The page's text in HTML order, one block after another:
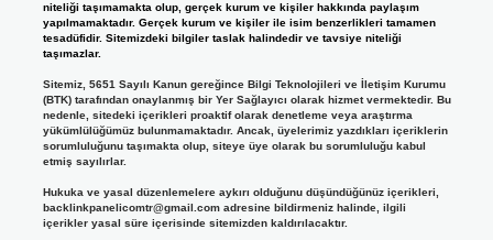
niteliği taşımamakta olup, gerçek kurum ve kişiler hakkında paylaşım
yapılmamaktadır. Gerçek kurum ve kişiler ile isim benzerlikleri tamamen
tesadüfidir. Sitemizdeki bilgiler taslak halindedir ve tavsiye niteliği
taşımazlar.
Sitemiz, 5651 Sayılı Kanun gereğince Bilgi Teknolojileri ve İletişim Kurumu
(BTK) tarafından onaylanmış bir Yer Sağlayıcı olarak hizmet vermektedir. Bu
nedenle, sitedeki içerikleri proaktif olarak denetleme veya araştırma
yükümlülüğümüz bulunmamaktadır. Ancak, üyelerimiz yazdıkları içeriklerin
sorumluluğunu taşımakta olup, siteye üye olarak bu sorumluluğu kabul
etmiş sayılırlar.
Hukuka ve yasal düzenlemelere aykırı olduğunu düşündüğünüz içerikleri,
backlinkpanelicomtr@gmail.comadresine bildirmeniz halinde, ilgili
içerikler yasal süre içerisinde sitemizden kaldırılacaktır.